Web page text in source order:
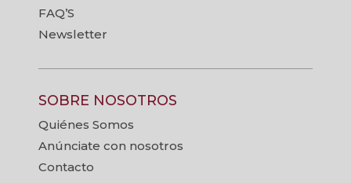
FAQ’S
Newsletter
SOBRE NOSOTROS
Quiénes Somos
Anúnciate con nosotros
Contacto